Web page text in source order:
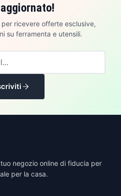
ricevere offerte esclusive,
su ferramenta e utensili.
negozio online di fiducia per
per la casa.